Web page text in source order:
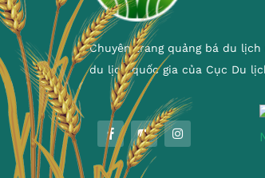
Chuyên trang quảng bá du
du lịch quốc gia của Cục Du